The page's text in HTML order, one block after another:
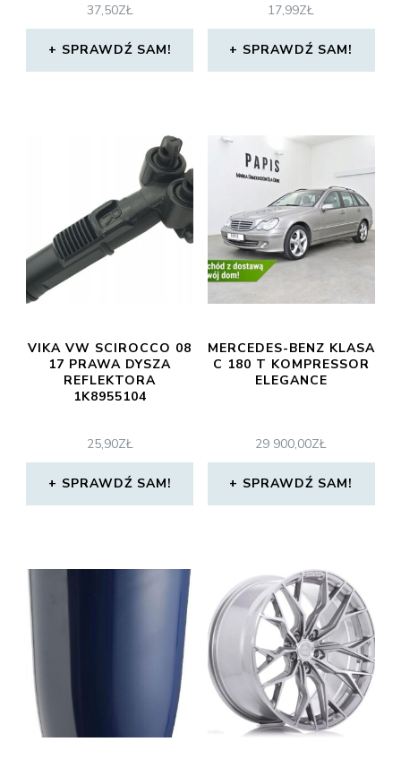
37,50ZŁ
SPRAWDŹ SAM!
17,99ZŁ
SPRAWDŹ SAM!
VIKA VW SCIROCCO 08
17 PRAWA DYSZA
REFLEKTORA
1K8955104
25,90ZŁ
SPRAWDŹ SAM!
MERCEDES-BENZ KLASA
C 180 T KOMPRESSOR
ELEGANCE
29 900,00ZŁ
SPRAWDŹ SAM!